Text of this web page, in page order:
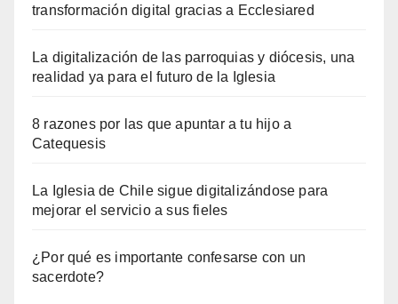
transformación digital gracias a Ecclesiared
La digitalización de las parroquias y diócesis, una
realidad ya para el futuro de la Iglesia
8 razones por las que apuntar a tu hijo a
Catequesis
La Iglesia de Chile sigue digitalizándose para
mejorar el servicio a sus fieles
¿Por qué es importante confesarse con un
sacerdote?